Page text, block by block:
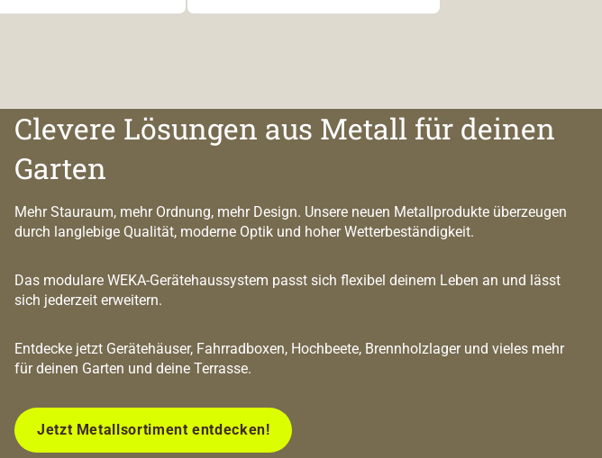
Clevere Lösungen aus Metall für deinen
Garten
Mehr Stauraum, mehr Ordnung, mehr Design. Unsere neuen Metallprodukte überzeugen
durch langlebige Qualität, moderne Optik und hoher Wetterbeständigkeit.
Das modulare WEKA-Gerätehaussystem passt sich flexibel deinem Leben an und lässt
sich jederzeit erweitern.
Entdecke jetzt Gerätehäuser, Fahrradboxen, Hochbeete, Brennholzlager und vieles mehr
für deinen Garten und deine Terrasse.
Jetzt Metallsortiment entdecken!